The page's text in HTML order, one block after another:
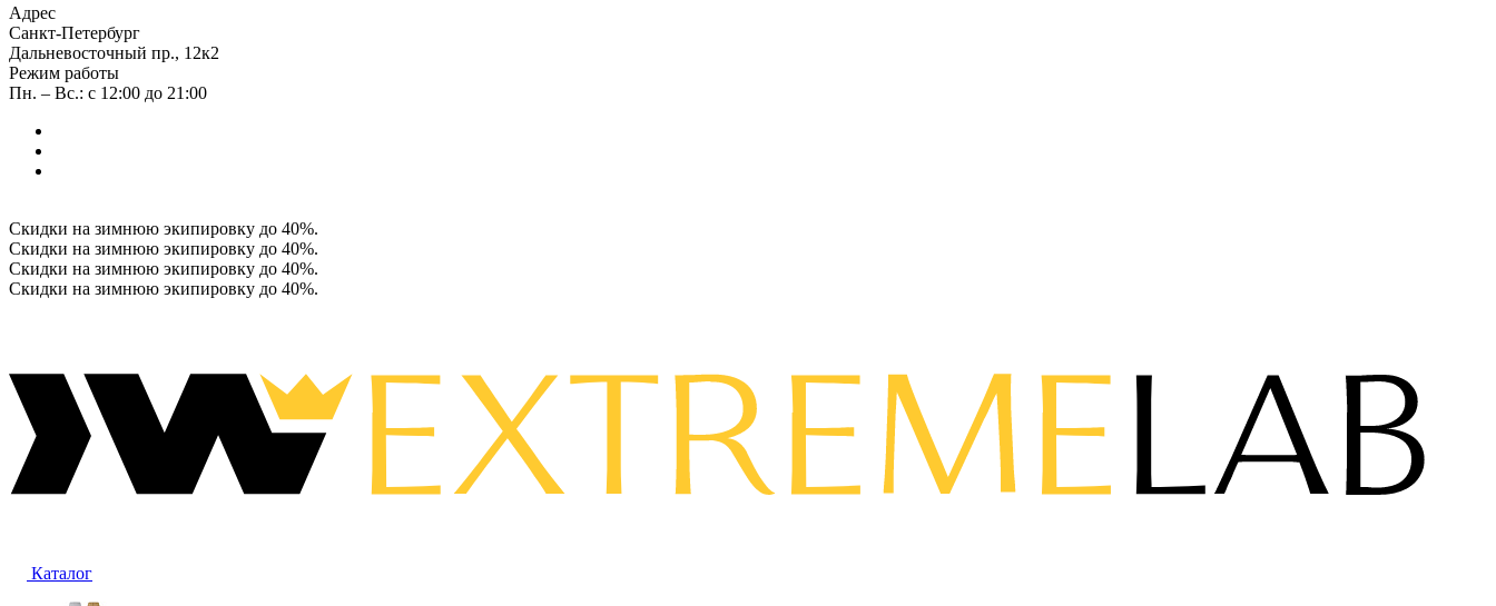
Адрес
Санкт-Петербург
Дальневосточный пр., 12к2
Режим работы
Пн. – Вс.: с 12:00 до 21:00
Скидки на зимнюю экипировку до 40%.
Скидки на зимнюю экипировку до 40%.
Скидки на зимнюю экипировку до 40%.
Скидки на зимнюю экипировку до 40%.
Каталог